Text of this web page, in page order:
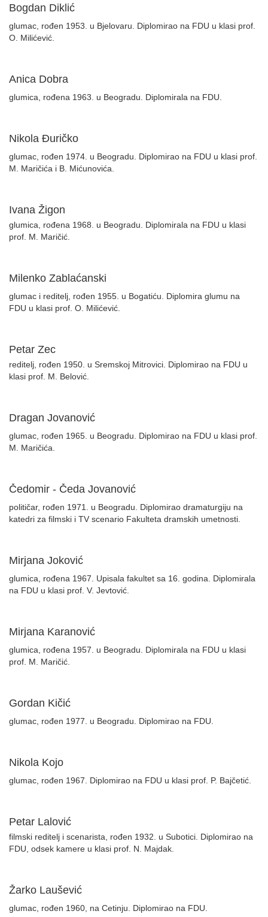
Bogdan Diklić
glumac, rođen 1953. u Bjelovaru. Diplomirao na FDU u klasi prof.
O. Milićević.
Anica Dobra
glumica, rođena 1963. u Beogradu. Diplomirala na FDU.
Nikola Đuričko
glumac, rođen 1974. u Beogradu. Diplomirao na FDU u klasi prof.
M. Maričića i B. Mićunovića.
Ivana Žigon
glumica, rođena 1968. u Beogradu. Diplomirala na FDU u klasi
prof. M. Maričić.
Milenko Zablaćanski
glumac i reditelj, rođen 1955. u Bogatiću. Diplomira glumu na
FDU u klasi prof. O. Milićević.
Petar Zec
reditelj, rođen 1950. u Sremskoj Mitrovici. Diplomirao na FDU u
klasi prof. M. Belović.
Dragan Jovanović
glumac, rođen 1965. u Beogradu. Diplomirao na FDU u klasi prof.
M. Maričića.
Čedomir - Čeda Jovanović
političar, rođen 1971. u Beogradu. Diplomirao dramaturgiju na
katedri za filmski i TV scenario Fakulteta dramskih umetnosti.
Mirjana Joković
glumica, rođena 1967. Upisala fakultet sa 16. godina. Diplomirala
na FDU u klasi prof. V. Jevtović.
Mirjana Karanović
glumica, rođena 1957. u Beogradu. Diplomirala na FDU u klasi
prof. M. Maričić.
Gordan Kičić
glumac, rođen 1977. u Beogradu. Diplomirao na FDU.
Nikola Kojo
glumac, rođen 1967. Diplomirao na FDU u klasi prof. P. Bajčetić.
Petar Lalović
filmski reditelj i scenarista, rođen 1932. u Subotici. Diplomirao na
FDU, odsek kamere u klasi prof. N. Majdak.
Žarko Laušević
glumac, rođen 1960, na Cetinju. Diplomirao na FDU.